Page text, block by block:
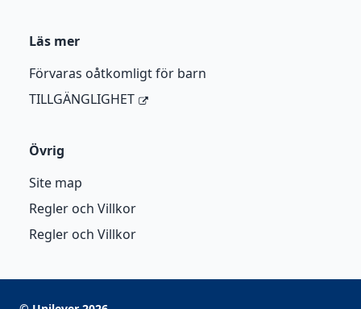
Läs mer
Förvaras oåtkomligt för barn
TILLGÄNGLIGHET
Övrig
Site map
Regler och Villkor
Regler och Villkor